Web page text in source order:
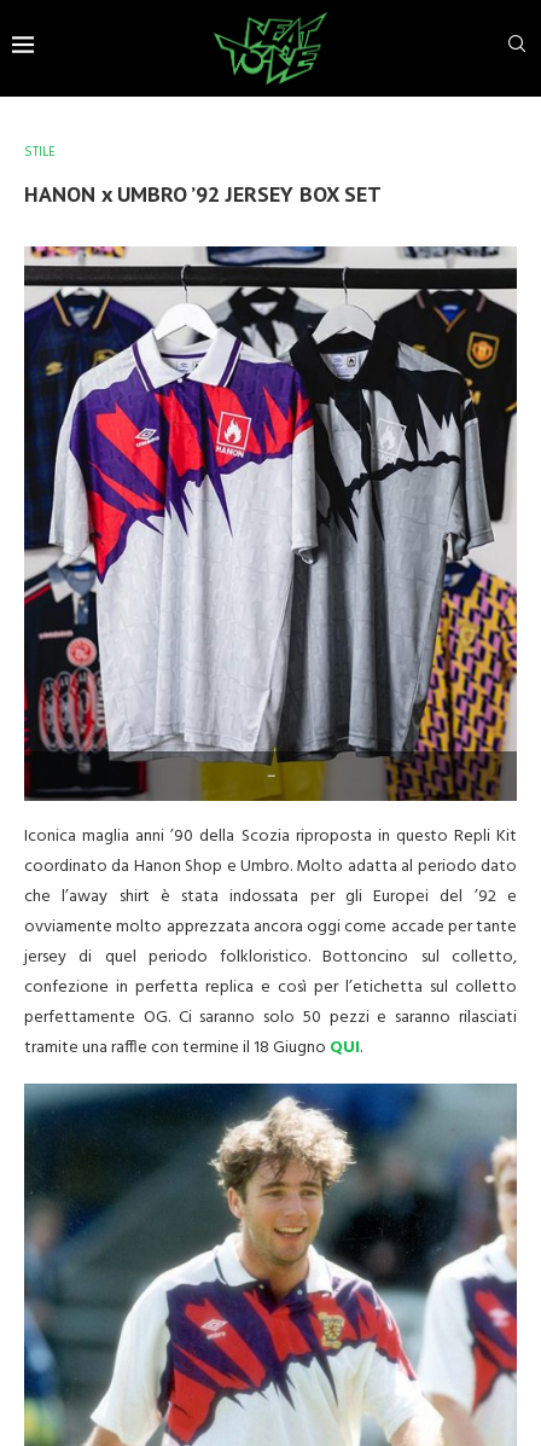
STILE
HANON x UMBRO ’92 JERSEY BOX SET
–
Iconica maglia anni ’90 della Scozia riproposta in questo Repli Kit
coordinato da Hanon Shop e Umbro. Molto adatta al periodo dato
che l’away shirt è stata indossata per gli Europei del ’92 e
ovviamente molto apprezzata ancora oggi come accade per tante
jersey di quel periodo folkloristico. Bottoncino sul colletto,
confezione in perfetta replica e così per l’etichetta sul colletto
perfettamente OG. Ci saranno solo 50 pezzi e saranno rilasciati
tramite una raffle con termine il 18 Giugno QUI.